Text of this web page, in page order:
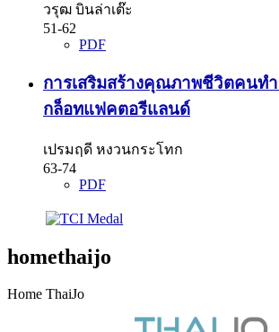
วรุฒ บินล่าเต๊ะ
51-62
PDF
การเสริมสร้างคุณภาพชีวิตคนท
กล็อทแฟคตอรีแลนด์
เปรมฤดี หงวนกระโทก
63-74
PDF
homethaijo
Home ThaiJo